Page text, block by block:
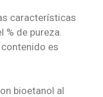
características
de pureza.
es
bioetanol al